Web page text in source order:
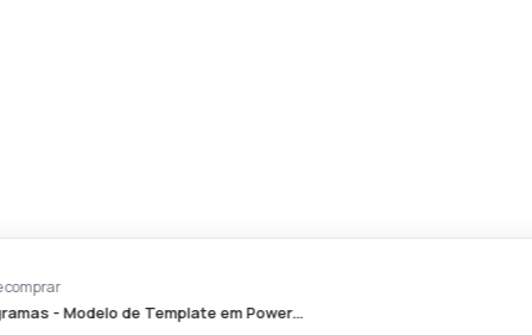
Organogramas - Modelo de Template em Power…